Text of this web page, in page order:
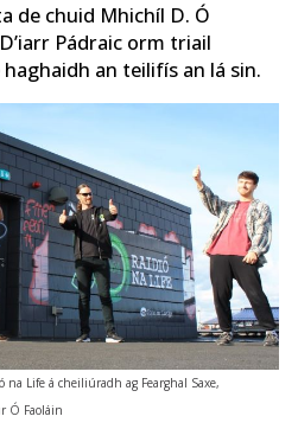
de chuid Mhichíl D. Ó
Pádraic orm triail
an teilifís an lá sin.
Life á cheiliúradh ag Fearghal Saxe,
Ó Faoláin